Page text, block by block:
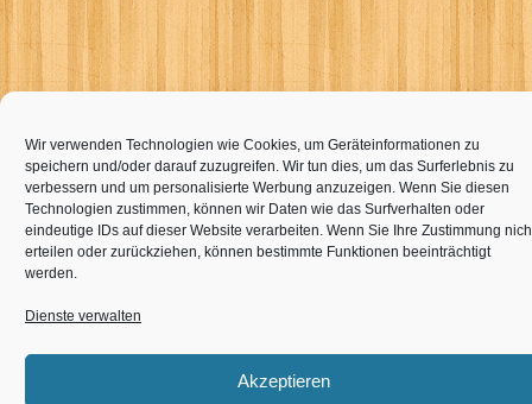
Wir verwenden Technologien wie Cookies, um Geräteinformationen zu
speichern und/oder darauf zuzugreifen. Wir tun dies, um das Surferlebnis zu
verbessern und um personalisierte Werbung anzuzeigen. Wenn Sie diesen
Technologien zustimmen, können wir Daten wie das Surfverhalten oder
eindeutige IDs auf dieser Website verarbeiten. Wenn Sie Ihre Zustimmung
erteilen oder zurückziehen, können bestimmte Funktionen beeinträchtigt
werden.
Dienste verwalten
Akzeptieren